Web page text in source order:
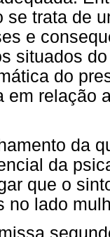
se trata de
e
situados
do
em relação
da
da
que o
no lado